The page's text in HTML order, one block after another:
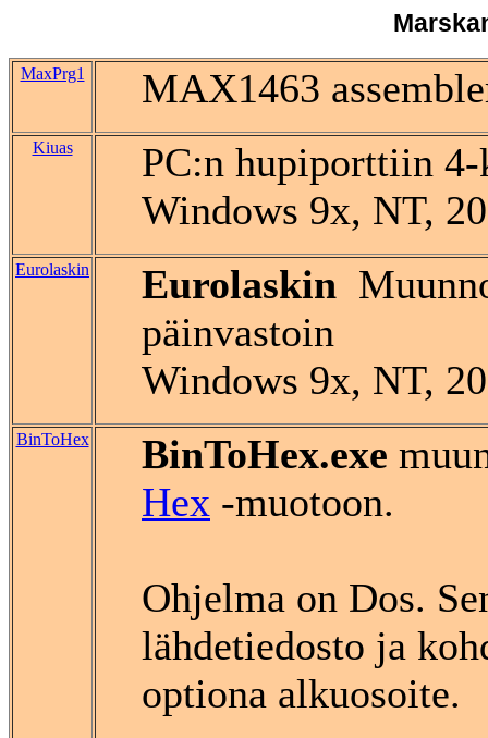
MaxPrg1 MAX1463
Kiuas
PC:n hupiporttiin 4-
Windows 9x, NT,
Eurolaskin Eurolaskin
päinvastoin
Windows 9x, NT,
BinToHex BinToHex.exe
Hex -muotoon.
Ohjelma on Dos.
lähdetiedosto ja
optiona alkuosoite.